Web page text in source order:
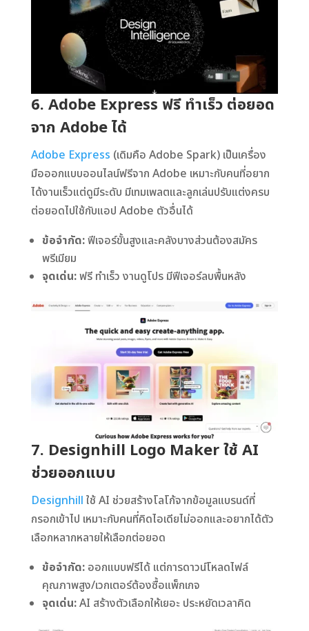
6. Adobe Express ฟรี ทำเร็ว ต่อยอด
จาก Adobe ได้
Adobe Express (เดิมคือ Adobe Spark) เป็นเครื่อง
มือออกแบบออนไลน์ฟรีจาก Adobe เหมาะกับคนที่อยาก
ได้งานเร็วแต่ดูมีระดับ มีเทมเพลตและลูกเล่นปรับแต่งครบ
ต่อยอดไปใช้กับแอป Adobe ตัวอื่นได้
ข้อจำกัด:ฟีเจอร์ขั้นสูงและคลังบางส่วนต้องสมัคร
พรีเมียม
จุดเด่น:ฟรี ทำเร็ว งานดูโปร มีฟีเจอร์ลบพื้นหลัง
7. Designhill Logo Maker ใช้ AI
ช่วยออกแบบ
Designhill ใช้ AI ช่วยสร้างโลโก้จากข้อมูลแบรนด์ที่
กรอกเข้าไป เหมาะกับคนที่คิดไอเดียไม่ออกและอยากได้ตัว
เลือกหลากหลายให้เลือกต่อยอด
ข้อจำกัด:ออกแบบฟรีได้ แต่การดาวน์โหลดไฟล์
คุณภาพสูง/เวกเตอร์ต้องซื้อแพ็กเกจ
จุดเด่น:AI สร้างตัวเลือกให้เยอะ ประหยัดเวลาคิด